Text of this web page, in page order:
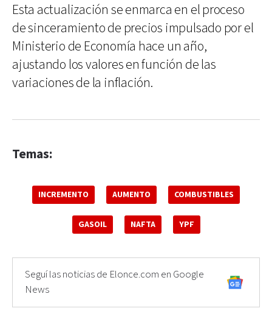
Esta actualización se enmarca en el proceso
de sinceramiento de precios impulsado por el
Ministerio de Economía hace un año,
ajustando los valores en función de las
variaciones de la inflación.
Temas:
INCREMENTO AUMENTO COMBUSTIBLES
GASOIL NAFTA YPF
Seguí las noticias de Elonce.com en Google
News